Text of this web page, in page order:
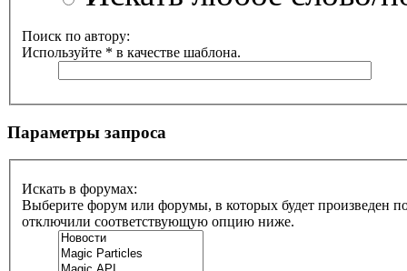
Поиск по автору:
Используйте * в качестве шаблона.
Параметры запроса
Искать в форумах:
Выберите форум или форумы, в которых будет произведен
отключили соответствующую опцию ниже.